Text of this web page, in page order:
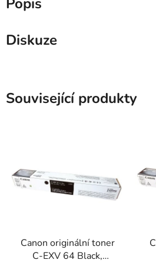
Diskuze
Související produkty
Canon originální toner
C-EXV 64 Black,